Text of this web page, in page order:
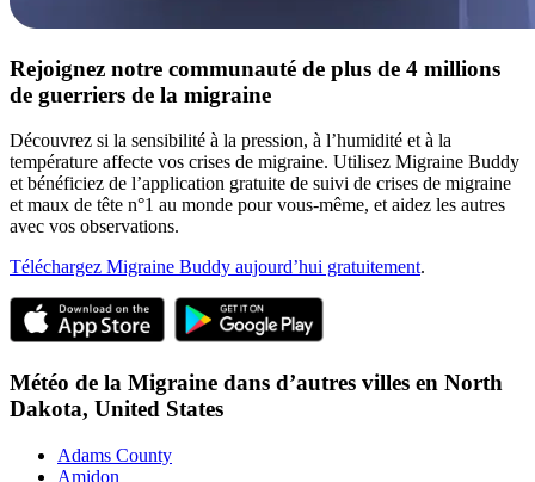
Rejoignez notre communauté de plus de 4 millions
de guerriers de la migraine
Découvrez si la sensibilité à la pression, à l’humidité et à la
température affecte vos crises de migraine. Utilisez Migraine Buddy
et bénéficiez de l’application gratuite de suivi de crises de migraine
et maux de tête n°1 au monde pour vous-même, et aidez les autres
avec vos observations.
Téléchargez Migraine Buddy aujourd’hui gratuitement.
Météo de la Migraine dans d’autres villes en North
Dakota, United States
Adams County
Amidon